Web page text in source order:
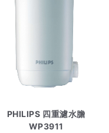
PHILIPS 四重濾水膽
WP3911